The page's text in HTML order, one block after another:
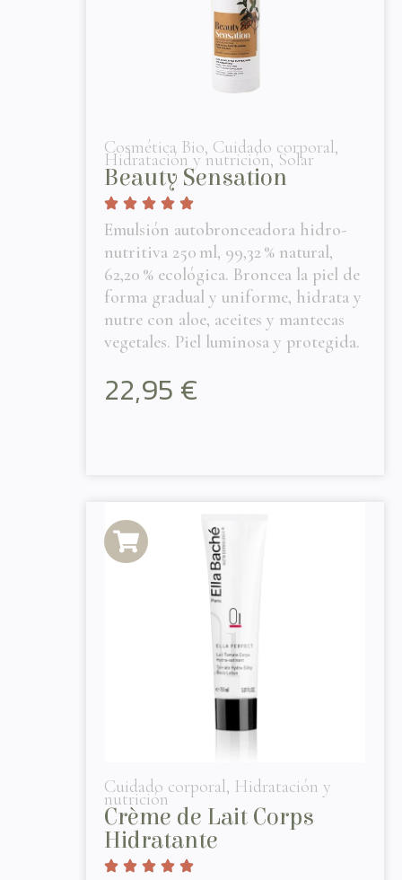
Cosmética Bio, Cuidado corporal,
Hidratación y nutrición,Solar
Beauty Sensation
Emulsión autobronceadora hidro-
nutritiva 250 ml, 99,32 % natural,
62,20 % ecológica. Broncea la piel de
forma gradual y uniforme, hidrata y
nutre con aloe, aceites y mantecas
vegetales. Piel luminosa y protegida.
22,95 €
Cuidado corporal, Hidratación y
nutrición
Crème de Lait Corps
Hidratante